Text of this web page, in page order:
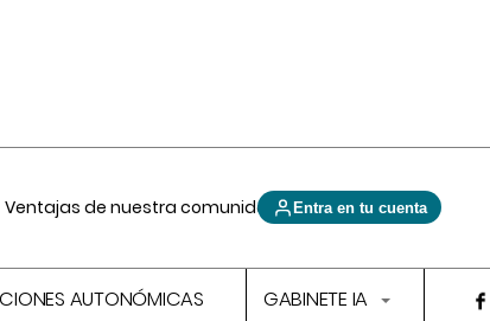
Ventajas de nuestra comunidad Entra en tu cuenta
AUTONÓMICAS GABINETE IA